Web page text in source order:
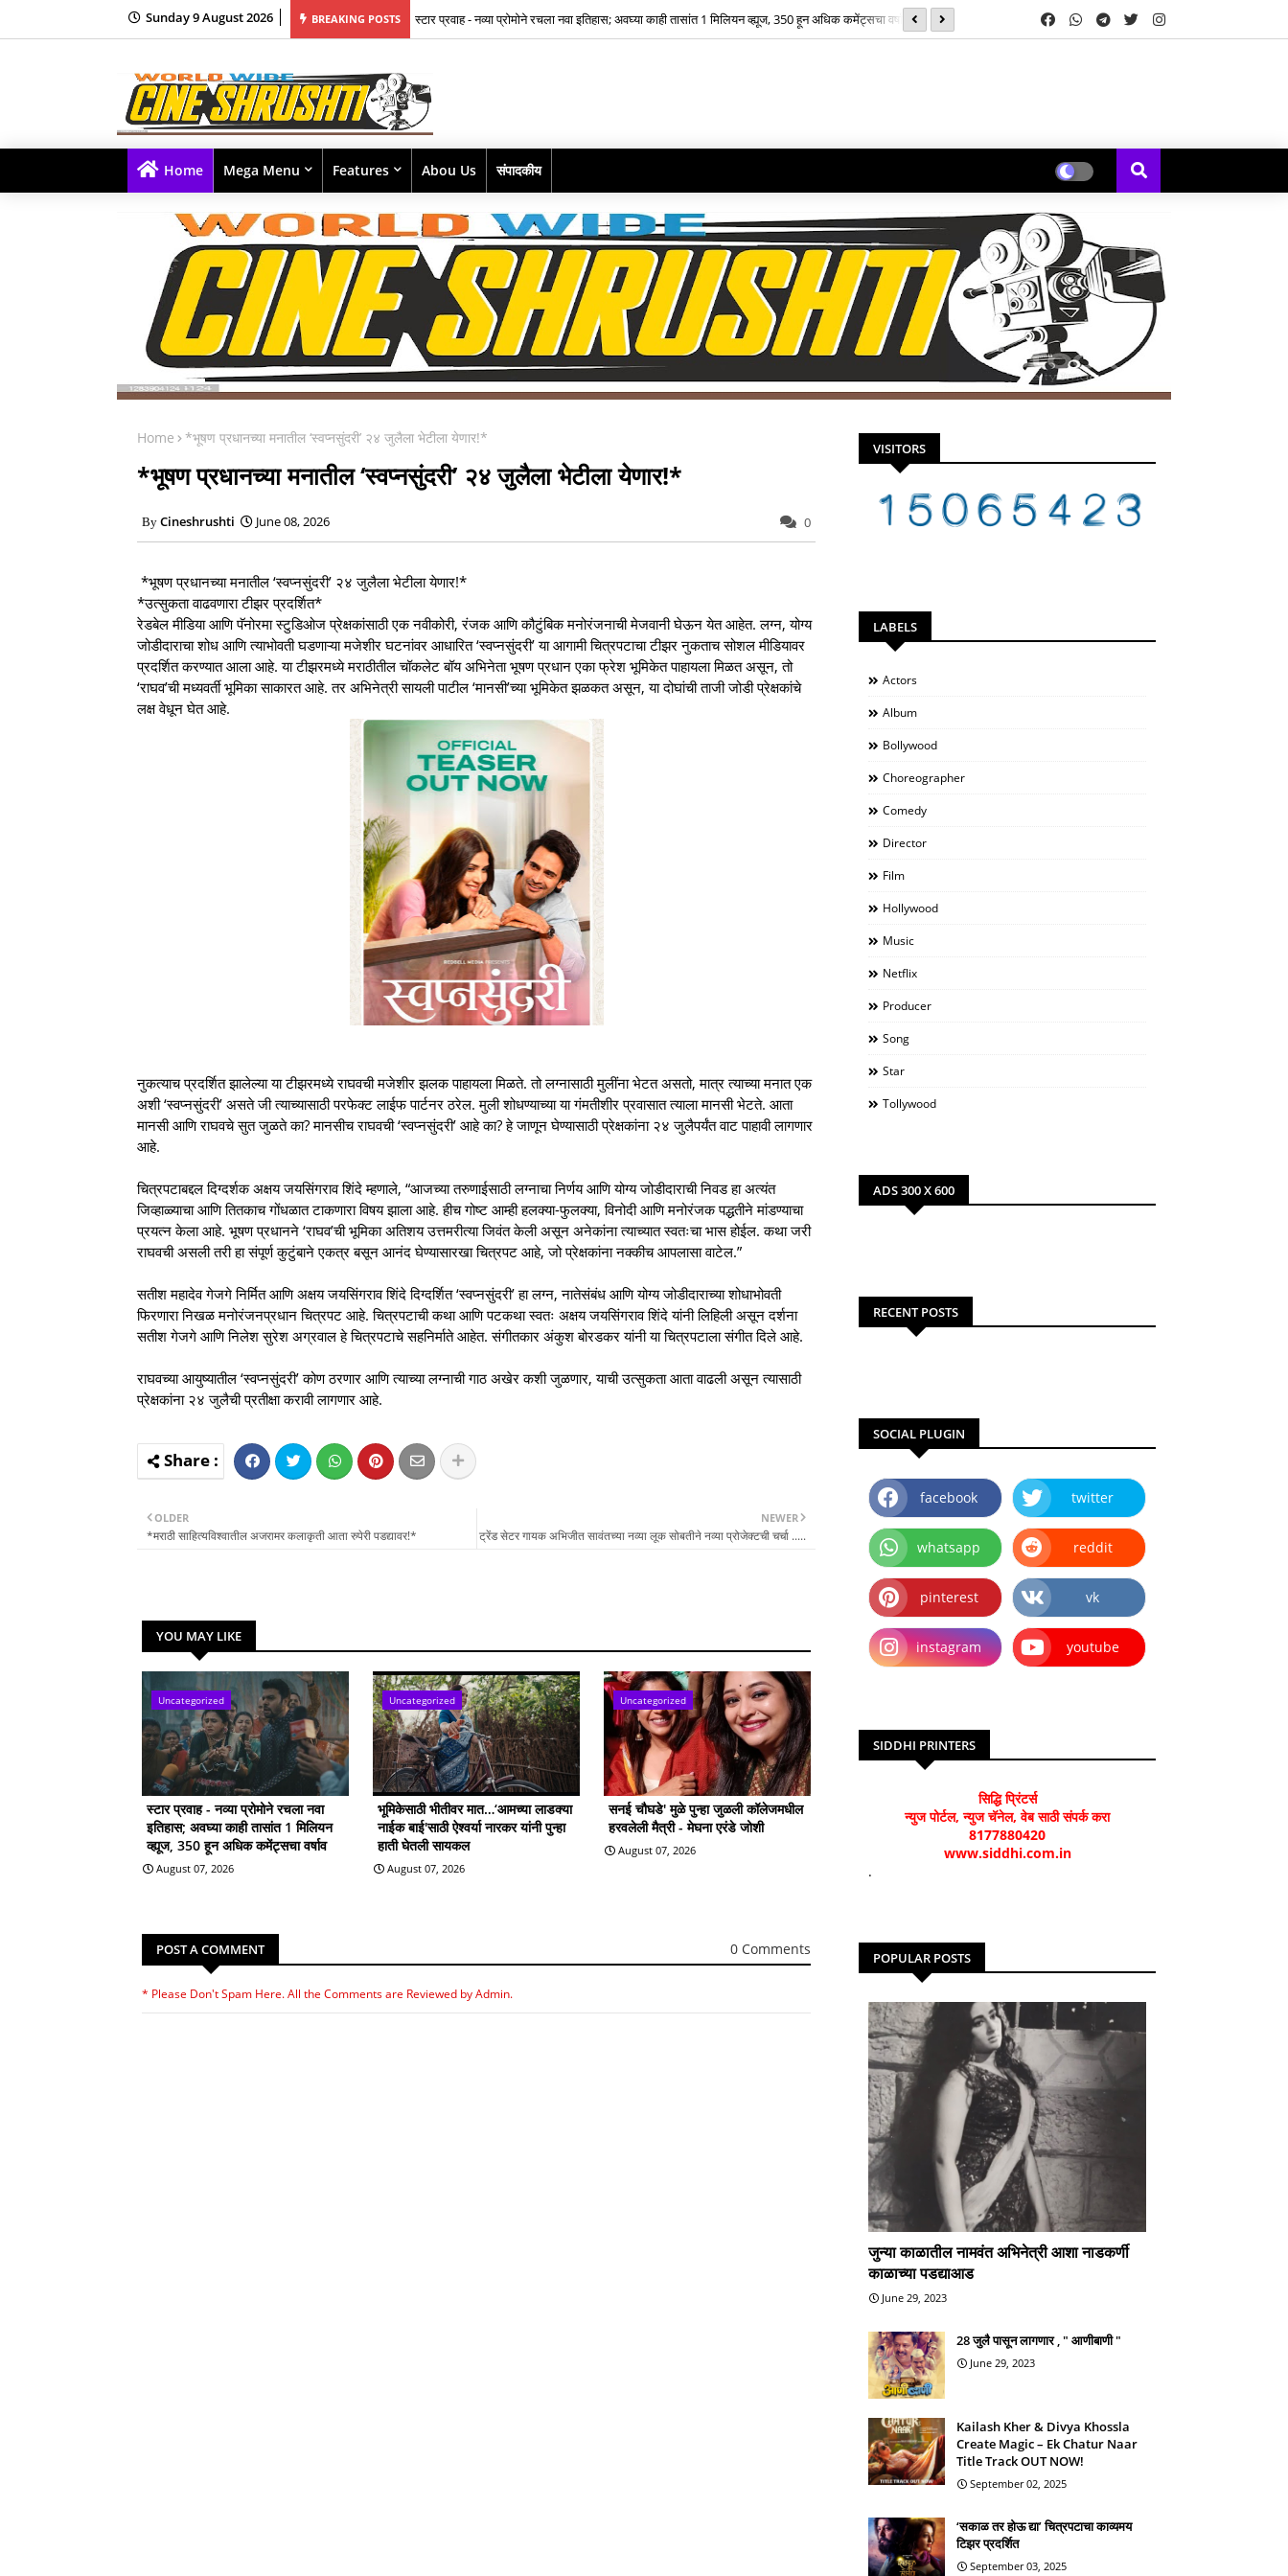
Sunday 9 August 2026 BREAKING POSTS
स्टार प्रवाह - नव्या प्रोमोने रचला नवा इतिहास; अवघ्या काही तासांत 1 मिलियन व्ह्यूज, 350 हून अधिक कमेंट्सचा वर्षाव
भूमिकेसाठी भीतीवर मात…‘आमच्या लाडक्या नाईक बाई'साठी ऐश्वर्या नारकर यांनी पुन्हा हाती घेतली सायकल
सनई चौघडे' मुळे पुन्हा जुळली कॉलेजमधील हरवलेली मैत्री - मेघना एरंडे जोशी
Home Mega Menu Features Abou Us संपादकीय
Home *भूषण प्रधानच्या मनातील ‘स्वप्नसुंदरी’ २४ जुलैला भेटीला येणार!*
*भूषण प्रधानच्या मनातील ‘स्वप्नसुंदरी’ २४ जुलैला भेटीला येणार!*
Cineshrushti June 08, 2026 0
*भूषण प्रधानच्या मनातील ‘स्वप्नसुंदरी’ २४ जुलैला भेटीला येणार!*
*उत्सुकता वाढवणारा टीझर प्रदर्शित*
रेडबेल मीडिया आणि पॅनोरमा स्टुडिओज प्रेक्षकांसाठी एक नवीकोरी, रंजक आणि कौटुंबिक मनोरंजनाची मेजवानी घेऊन येत आहेत. लग्न, योग्य
जोडीदाराचा शोध आणि त्याभोवती घडणाऱ्या मजेशीर घटनांवर आधारित ‘स्वप्नसुंदरी’ या आगामी चित्रपटाचा टीझर नुकताच सोशल मीडियावर
प्रदर्शित करण्यात आला आहे. या टीझरमध्ये मराठीतील चॉकलेट बॉय अभिनेता भूषण प्रधान एका फ्रेश भूमिकेत पाहायला मिळत असून, तो
‘राघव’ची मध्यवर्ती भूमिका साकारत आहे. तर अभिनेत्री सायली पाटील ‘मानसी’च्या भूमिकेत झळकत असून, या दोघांची ताजी जोडी प्रेक्षकांचे
लक्ष वेधून घेत आहे.
नुकत्याच प्रदर्शित झालेल्या या टीझरमध्ये राघवची मजेशीर झलक पाहायला मिळते. तो लग्नासाठी मुलींना भेटत असतो, मात्र त्याच्या मनात एक
अशी ‘स्वप्नसुंदरी’ असते जी त्याच्यासाठी परफेक्ट लाईफ पार्टनर ठरेल. मुली शोधण्याच्या या गंमतीशीर प्रवासात त्याला मानसी भेटते. आता
मानसी आणि राघवचे सुत जुळते का? मानसीच राघवची ‘स्वप्नसुंदरी’ आहे का? हे जाणून घेण्यासाठी प्रेक्षकांना २४ जुलैपर्यंत वाट पाहावी लागणार
आहे.
चित्रपटाबद्दल दिग्दर्शक अक्षय जयसिंगराव शिंदे म्हणाले, “आजच्या तरुणाईसाठी लग्नाचा निर्णय आणि योग्य जोडीदाराची निवड हा अत्यंत
जिव्हाळ्याचा आणि तितकाच गोंधळात टाकणारा विषय झाला आहे. हीच गोष्ट आम्ही हलक्या-फुलक्या, विनोदी आणि मनोरंजक पद्धतीने मांडण्याचा
प्रयत्न केला आहे. भूषण प्रधानने ‘राघव’ची भूमिका अतिशय उत्तमरीत्या जिवंत केली असून अनेकांना त्याच्यात स्वतःचा भास होईल. कथा जरी
राघवची असली तरी हा संपूर्ण कुटुंबाने एकत्र बसून आनंद घेण्यासारखा चित्रपट आहे, जो प्रेक्षकांना नक्कीच आपलासा वाटेल.”
सतीश महादेव गेजगे निर्मित आणि अक्षय जयसिंगराव शिंदे दिग्दर्शित ‘स्वप्नसुंदरी’ हा लग्न, नातेसंबंध आणि योग्य जोडीदाराच्या शोधाभोवती
फिरणारा निखळ मनोरंजनप्रधान चित्रपट आहे. चित्रपटाची कथा आणि पटकथा स्वतः अक्षय जयसिंगराव शिंदे यांनी लिहिली असून दर्शना
सतीश गेजगे आणि निलेश सुरेश अग्रवाल हे चित्रपटाचे सहनिर्माते आहेत. संगीतकार अंकुश बोरडकर यांनी या चित्रपटाला संगीत दिले आहे.
राघवच्या आयुष्यातील ‘स्वप्नसुंदरी’ कोण ठरणार आणि त्याच्या लग्नाची गाठ अखेर कशी जुळणार, याची उत्सुकता आता वाढली असून त्यासाठी
प्रेक्षकांना २४ जुलैची प्रतीक्षा करावी लागणार आहे.
NEWER
ट्रेंड सेटर गायक अभिजीत सावंतच्या नव्या लूक सोबतीने नव्या प्रोजेक्टची चर्चा .....
OLDER
*मराठी साहित्यविश्वातील अजरामर कलाकृती आता रुपेरी पडद्यावर!*
YOU MAY LIKE
Uncategorized
स्टार प्रवाह - नव्या प्रोमोने रचला नवा
इतिहास; अवघ्या काही तासांत 1 मिलियन
व्ह्यूज, 350 हून अधिक कमेंट्सचा वर्षाव
August 07, 2026
Uncategorized
भूमिकेसाठी भीतीवर मात…‘आमच्या लाडक्या
नाईक बाई'साठी ऐश्वर्या नारकर यांनी पुन्हा
हाती घेतली सायकल
August 07, 2026
Uncategorized
सनई चौघडे' मुळे पुन्हा जुळली कॉलेजमधील
हरवलेली मैत्री - मेघना एरंडे जोशी
August 07, 2026
POST A COMMENT 0 Comments
* Please Don't Spam Here. All the Comments are Reviewed by Admin.
VISITORS
LABELS
Actors
Album
Bollywood
Choreographer
Comedy
Director
Film
Hollywood
Music
Netflix
Producer
Song
Star
Tollywood
ADS 300 X 600
RECENT POSTS
SOCIAL PLUGIN
facebook twitter
whatsapp reddit
pinterest vk
instagram youtube
SIDDHI PRINTERS
सिद्धि प्रिंटर्स
न्युज पोर्टल, न्युज चॅनेल, वेब साठी संपर्क करा
8177880420
www.siddhi.com.in
.
POPULAR POSTS
जुन्या काळातील नामवंत अभिनेत्री आशा नाडकर्णी
काळाच्या पडद्याआड
June 29, 2023
28 जुलै पासून लागणार , " आणीबाणी "
June 29, 2023
Kailash Kher & Divya Khossla
Create Magic – Ek Chatur Naar
Title Track OUT NOW!
September 02, 2025
‘सकाळ तर होऊ द्या’ चित्रपटाचा काव्यमय
टिझर प्रदर्शित
September 03, 2025